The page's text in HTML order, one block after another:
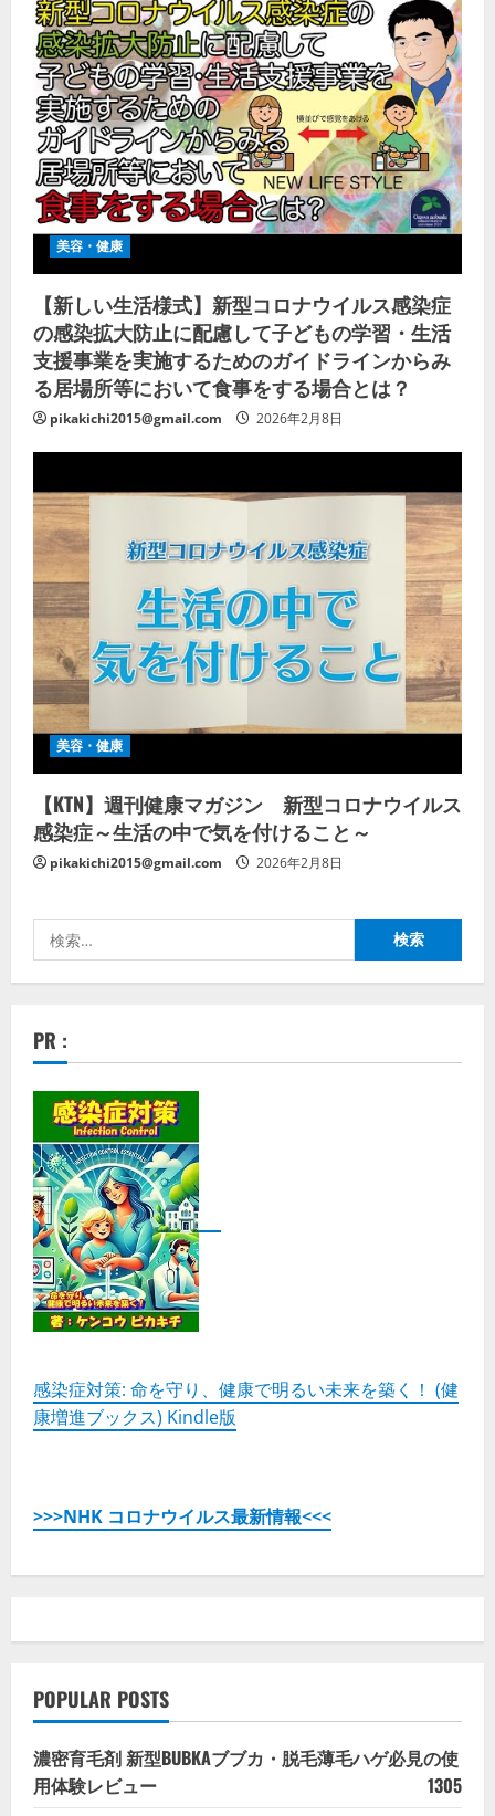
美容・健康
【新しい生活様式】新型コロナウイルス感染症
の感染拡大防止に配慮して子どもの学習・生活
支援事業を実施するためのガイドラインからみ
る居場所等において食事をする場合とは？
pikakichi2015@gmail.com 2026年2月8日
美容・健康
【KTN】週刊健康マガジン 新型コロナウイルス
感染症～生活の中で気を付けること～
pikakichi2015@gmail.com 2026年2月8日
索:
PR :
感染症対策: 命を守り、健康で明るい未来を築く！ (健
康増進ブックス) Kindle版
>>>NHK コロナウイルス最新情報<<<
POPULAR POSTS
濃密育毛剤 新型BUBKAブブカ・脱毛薄毛ハゲ必見の使
用体験レビュー
1305